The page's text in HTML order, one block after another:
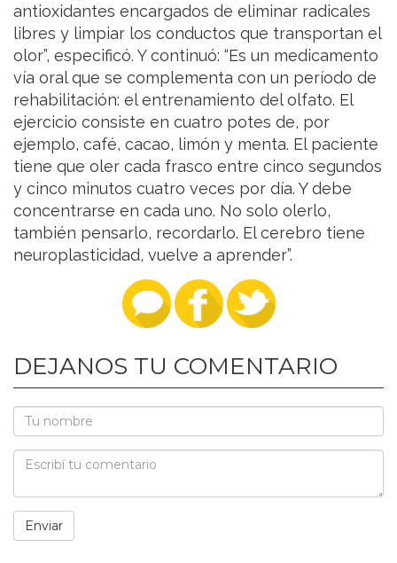
antioxidantes encargados de eliminar radicales
libres y limpiar los conductos que transportan el
olor”, especificó. Y continuó: “Es un medicamento
vía oral que se complementa con un período de
rehabilitación: el entrenamiento del olfato. El
ejercicio consiste en cuatro potes de, por
ejemplo, café, cacao, limón y menta. El paciente
tiene que oler cada frasco entre cinco segundos
y cinco minutos cuatro veces por día. Y debe
concentrarse en cada uno. No solo olerlo,
también pensarlo, recordarlo. El cerebro tiene
neuroplasticidad, vuelve a aprender”.
DEJANOS TU COMENTARIO